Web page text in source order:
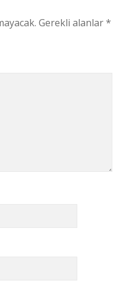
Gerekli alanlar*